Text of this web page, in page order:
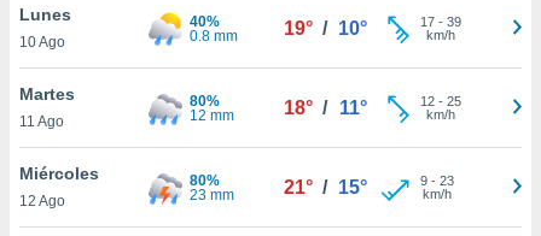
Lunes
10 Ago
40%
0.8 mm
19° / 10° 17- 39
km/h
Martes
11 Ago
80%
12 mm
18° / 11° 12- 25
km/h
Miércoles
12 Ago
80%
23 mm
21° / 15° 9- 23
km/h